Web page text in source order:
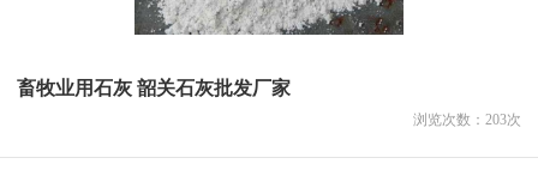
畜牧业用石灰 韶关石灰批发厂家
浏览次数： 203次